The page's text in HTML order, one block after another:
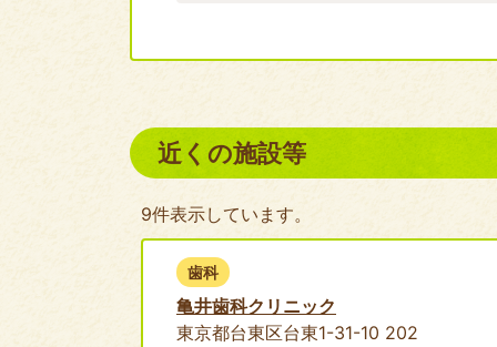
近くの施設等
9件表示しています。
歯科
亀井歯科クリニック
東京都台東区台東1-31-10 202